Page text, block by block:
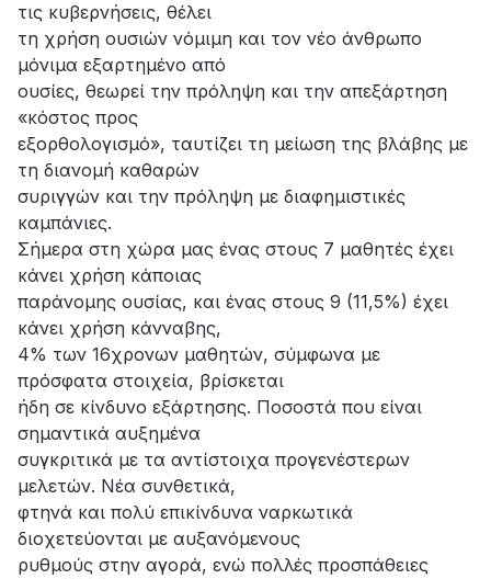
τις κυβερνήσεις, θέλει
τη χρήση ουσιών νόμιμη και τον νέο άνθρωπο
μόνιμα εξαρτημένο από
ουσίες, θεωρεί την πρόληψη και την απεξάρτηση
«κόστος προς
εξορθολογισμό», ταυτίζει τη μείωση της βλάβης με
τη διανομή καθαρών
συριγγών και την πρόληψη με διαφημιστικές
καμπάνιες.
Σήμερα στη χώρα μας ένας στους 7 μαθητές έχει
κάνει χρήση κάποιας
παράνομης ουσίας, και ένας στους 9 (11,5%) έχει
κάνει χρήση κάνναβης,
4% των 16χρονων μαθητών, σύμφωνα με
πρόσφατα στοιχεία, βρίσκεται
ήδη σε κίνδυνο εξάρτησης. Ποσοστά που είναι
σημαντικά αυξημένα
συγκριτικά με τα αντίστοιχα προγενέστερων
μελετών. Νέα συνθετικά,
φτηνά και πολύ επικίνδυνα ναρκωτικά
διοχετεύονται με αυξανόμενους
ρυθμούς στην αγορά, ενώ πολλές προσπάθειες